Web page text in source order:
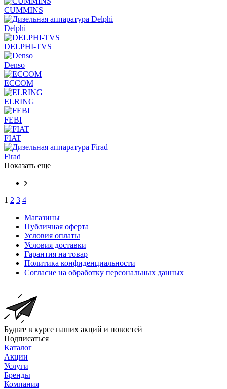
CUMMINS
Delphi
DELPHI-TVS
Denso
ECCOM
ELRING
FEBI
FIAT
Firad
Показать еще
1 2 3 4
Магазины
Публичная оферта
Условия оплаты
Условия доставки
Гарантия на товар
Политика конфиденциальности
Согласие на обработку персональных данных
Будьте в курсе наших акций и новостей
Подписаться
Каталог
Акции
Услуги
Бренды
Компания